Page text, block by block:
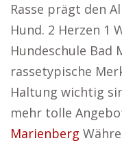
Rasse prägt den
Hund. 2 Herzen 1
Hundeschule Bad
rassetypische
Haltung wichtig
mehr tolle
Marienberg